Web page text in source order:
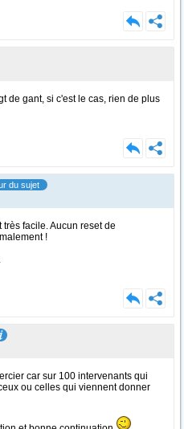
de gant, si c'est le cas, rien de plus
du sujet
facile. Aucun reset de
!
car sur 100 intervenants qui
ou celles qui viennent donner